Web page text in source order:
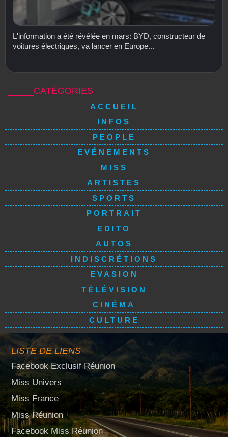
L'information a été révélée en mars: BYD, constructeur de
voitures électriques, va lancer en Europe...
_____CATÉGORIES
ACCUEIL
INFOS
PEOPLE
EVÉNEMENTS
MISS
ARTISTES
SPORTS
PORTRAIT
EDITO
AUTOS
INDISCRÉTIONS
EVASION
TÉLÉVISION
CINÉMA
CULTURE
LISTE DE LIENS
Facebook Exclusif Réunion
Miss Univers
Miss France
Miss Réunion
Facebook Miss Réunion